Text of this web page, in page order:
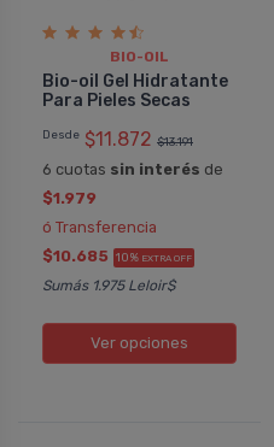
BIO-OIL
Bio-oil Gel Hidratante
Para Pieles Secas
Desde $11.872 $13.191
6 cuotas sin interés de
$1.979
ó Transferencia
$10.685 10% EXTRA OFF
Sumás 1.975 Leloir$
Ver opciones